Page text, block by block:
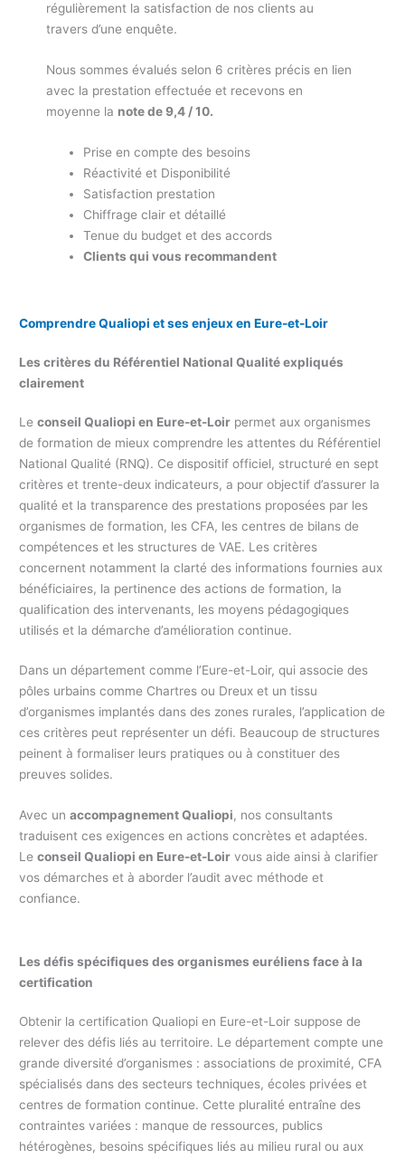
régulièrement la satisfaction de nos clients au
travers d’une enquête.
Nous sommes évalués selon 6 critères précis en lien
avec la prestation effectuée et recevons en
moyenne la note de 9,4 / 10.
Prise en compte des besoins
Réactivité et Disponibilité
Satisfaction prestation
Chiffrage clair et détaillé
Tenue du budget et des accords
Clients qui vous recommandent
Comprendre Qualiopi et ses enjeux en Eure-et-Loir
Les critères du Référentiel National Qualité expliqués
clairement
Leconseil Qualiopi en Eure-et-Loir permet aux organismes
de formation de mieux comprendre les attentes du Référentiel
National Qualité (RNQ). Ce dispositif officiel, structuré en sept
critères et trente-deux indicateurs, a pour objectif d’assurer la
qualité et la transparence des prestations proposées par les
organismes de formation, les CFA, les centres de bilans de
compétences et les structures de VAE. Les critères
concernent notamment la clarté des informations fournies aux
bénéficiaires, la pertinence des actions de formation, la
qualification des intervenants, les moyens pédagogiques
utilisés et la démarche d’amélioration continue.
Dans un département comme l’Eure-et-Loir, qui associe des
pôles urbains comme Chartres ou Dreux et un tissu
d’organismes implantés dans des zones rurales, l’application de
ces critères peut représenter un défi. Beaucoup de structures
peinent à formaliser leurs pratiques ou à constituer des
preuves solides.
Avec unaccompagnement Qualiopi, nos consultants
traduisent ces exigences en actions concrètes et adaptées.
Leconseil Qualiopi en Eure-et-Loir vous aide ainsi à clarifier
vos démarches et à aborder l’audit avec méthode et
confiance.
Les défis spécifiques des organismes euréliens face à la
certification
Obtenir la certification Qualiopi en Eure-et-Loir suppose de
relever des défis liés au territoire. Le département compte une
grande diversité d’organismes : associations de proximité, CFA
spécialisés dans des secteurs techniques, écoles privées et
centres de formation continue. Cette pluralité entraîne des
contraintes variées : manque de ressources, publics
hétérogènes, besoins spécifiques liés au milieu rural ou aux